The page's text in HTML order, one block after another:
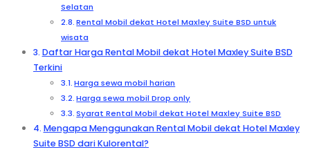
Selatan
Rental Mobil dekat Hotel Maxley Suite BSD untuk
wisata
Daftar Harga Rental Mobil dekat Hotel Maxley Suite BSD
Terkini
Harga sewa mobil harian
Harga sewa mobil Drop only
Syarat Rental Mobil dekat Hotel Maxley Suite BSD
Mengapa Menggunakan Rental Mobil dekat Hotel Maxley
Suite BSD dari Kulorental?